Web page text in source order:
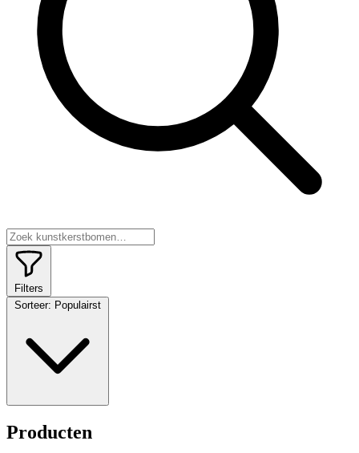
Filters
Sorteer: Populairst
Producten